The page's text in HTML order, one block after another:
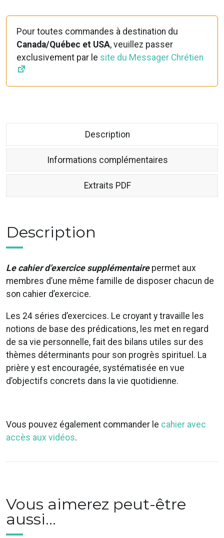
d'exercice
supplémentaire
Pour toutes commandes à destination du
Canada/Québec et USA, veuillez passer
exclusivement par le site du Messager Chrétien
Description
Informations complémentaires
Extraits PDF
Description
Le cahier d’exercice supplémentaire permet aux
membres d’une même famille de disposer chacun de
son cahier d’exercice.
Les 24 séries d’exercices. Le croyant y travaille les
notions de base des prédications, les met en regard
de sa vie personnelle, fait des bilans utiles sur des
thèmes déterminants pour son progrès spirituel. La
prière y est encouragée, systématisée en vue
d’objectifs concrets dans la vie quotidienne.
Vous pouvez également commander le cahier avec
accès aux vidéos.
Vous aimerez peut-être
aussi…